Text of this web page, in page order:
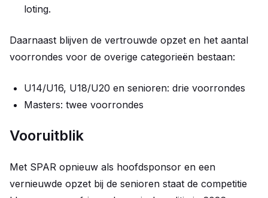
loting.
Daarnaast blijven de vertrouwde opzet en het aantal
voorrondes voor de overige categorieën bestaan:
U14/U16, U18/U20 en senioren: drie voorrondes
Masters: twee voorrondes
Vooruitblik
Met SPAR opnieuw als hoofdsponsor en een
vernieuwde opzet bij de senioren staat de competitie